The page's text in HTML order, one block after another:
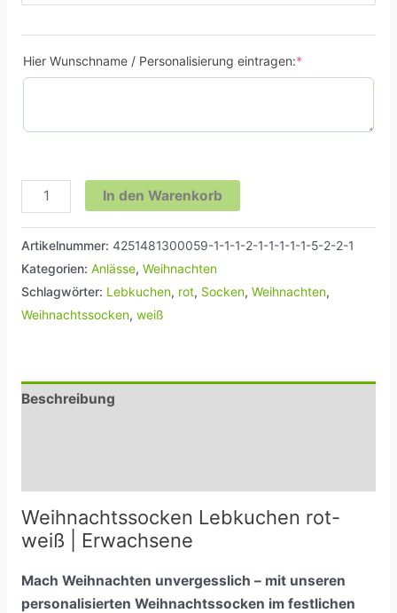
Hier Wunschname / Personalisierung eintragen:*
In den Warenkorb
Artikelnummer: 4251481300059-1-1-1-2-1-1-1-1-1-5-2-2-1
Kategorien: Anlässe, Weihnachten
Schlagwörter: Lebkuchen, rot, Socken, Weihnachten,
Weihnachtssocken, weiß
Beschreibung
Weihnachtssocken Lebkuchen rot-
weiß | Erwachsene
Mach Weihnachten unvergesslich – mit unseren
personalisierten Weihnachtssocken im festlichen